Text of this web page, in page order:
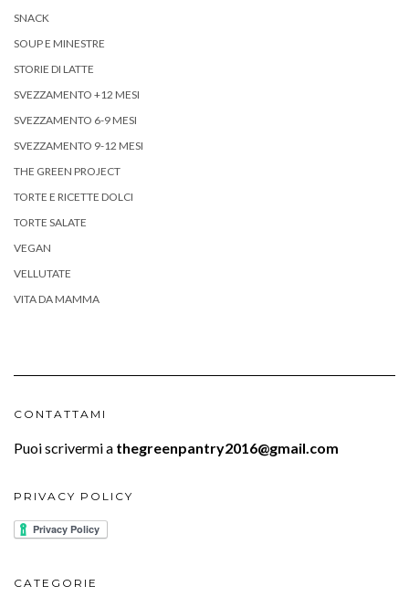
SNACK
SOUP E MINESTRE
STORIE DI LATTE
SVEZZAMENTO +12 MESI
SVEZZAMENTO 6-9 MESI
SVEZZAMENTO 9-12 MESI
THE GREEN PROJECT
TORTE E RICETTE DOLCI
TORTE SALATE
VEGAN
VELLUTATE
VITA DA MAMMA
CONTATTAMI
Puoi scrivermi a thegreenpantry2016@gmail.com
PRIVACY POLICY
CATEGORIE